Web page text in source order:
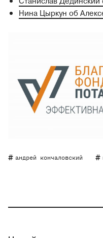
Нина Цыркун об
андрей кончаловский